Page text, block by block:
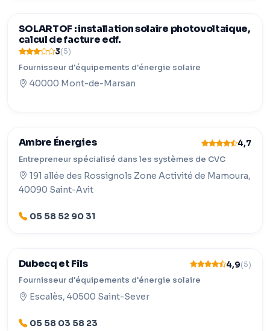
SOLARTOF : installation solaire photovoltaique,
calcul de facture edf.
3(5)
Fournisseur d'équipements d'énergie solaire
40000 Mont-de-Marsan
Ambre Énergies 4,7
Entrepreneur spécialisé dans les systèmes de CVC
191 allée des Rossignols Zone Activité de Mamoura,
40090 Saint-Avit
05 58 52 90 31
Dubecq et Fils 4,9(5)
Fournisseur d'équipements d'énergie solaire
Escalès, 40500 Saint-Sever
05 58 03 58 23